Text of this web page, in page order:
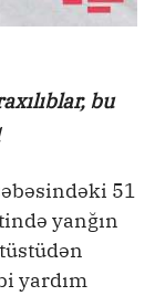
bu
51
yanğın
yardım